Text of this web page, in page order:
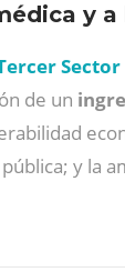
y
Sector
de un
y la